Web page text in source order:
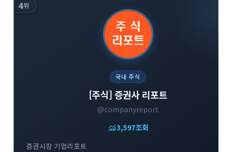
4위
국내 주식
[주식] 증권사 리포트
@companyreport
monitoring3,597조회
증권시장 기업리포트